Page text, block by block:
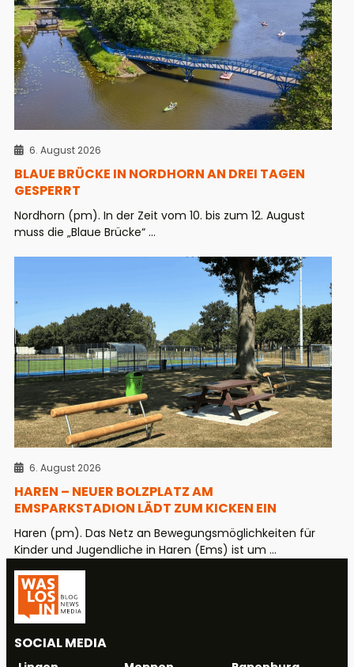
6. August 2026
BLAUE BRÜCKE IN NORDHORN AN DREI TAGEN
GESPERRT
Nordhorn (pm). In der Zeit vom 10. bis zum 12. August
muss die „Blaue Brücke“ ...
6. August 2026
HAREN – NEUER BOLZPLATZ AM
EMSPARKSTADION LÄDT ZUM KICKEN EIN
Haren (pm). Das Netz an Bewegungsmöglichkeiten für
Kinder und Jugendliche in Haren (Ems) ist um ...
SOCIAL MEDIA